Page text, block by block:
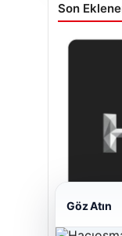
Son
Göz Atın